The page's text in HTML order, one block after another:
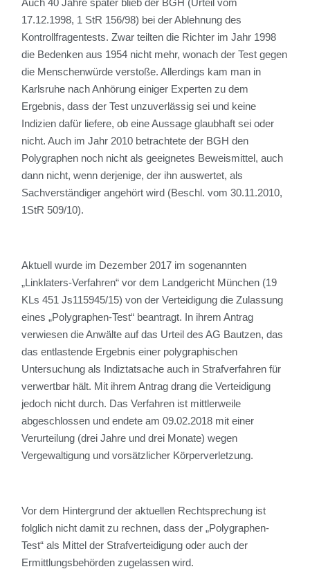
17.12.1998, 1 StR 156/98) bei der Ablehnung des
Kontrollfragentests. Zwar teilten die Richter im Jahr 1998
die Bedenken aus 1954 nicht mehr, wonach der Test gegen
die Menschenwürde verstoße. Allerdings kam man in
Karlsruhe nach Anhörung einiger Experten zu dem
Ergebnis, dass der Test unzuverlässig sei und keine
Indizien dafür liefere, ob eine Aussage glaubhaft sei oder
nicht. Auch im Jahr 2010 betrachtete der BGH den
Polygraphen noch nicht als geeignetes Beweismittel, auch
dann nicht, wenn derjenige, der ihn auswertet, als
Sachverständiger angehört wird (Beschl. vom 30.11.2010,
1StR 509/10).
Aktuell wurde im Dezember 2017 im sogenannten
„Linklaters-Verfahren“ vor dem Landgericht München (19
KLs 451 Js115945/15) von der Verteidigung die Zulassung
eines „Polygraphen-Test“ beantragt. In ihrem Antrag
verwiesen die Anwälte auf das Urteil des AG Bautzen, das
das entlastende Ergebnis einer polygraphischen
Untersuchung als Indiztatsache auch in Strafverfahren für
verwertbar hält. Mit ihrem Antrag drang die Verteidigung
jedoch nicht durch. Das Verfahren ist mittlerweile
abgeschlossen und endete am 09.02.2018 mit einer
Verurteilung (drei Jahre und drei Monate) wegen
Vergewaltigung und vorsätzlicher Körperverletzung.
Vor dem Hintergrund der aktuellen Rechtsprechung ist
folglich nicht damit zu rechnen, dass der „Polygraphen-
Test“ als Mittel der Strafverteidigung oder auch der
Ermittlungsbehörden zugelassen wird.